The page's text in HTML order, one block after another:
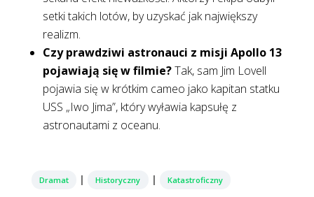
setki takich lotów, by uzyskać jak największy
realizm.
Czy prawdziwi astronauci z misji Apollo 13
pojawiają się w filmie?Tak, sam Jim Lovell
pojawia się w krótkim cameo jako kapitan statku
USS „Iwo Jima”, który wyławia kapsułę z
astronautami z oceanu.
Dramat | Historyczny | Katastroficzny